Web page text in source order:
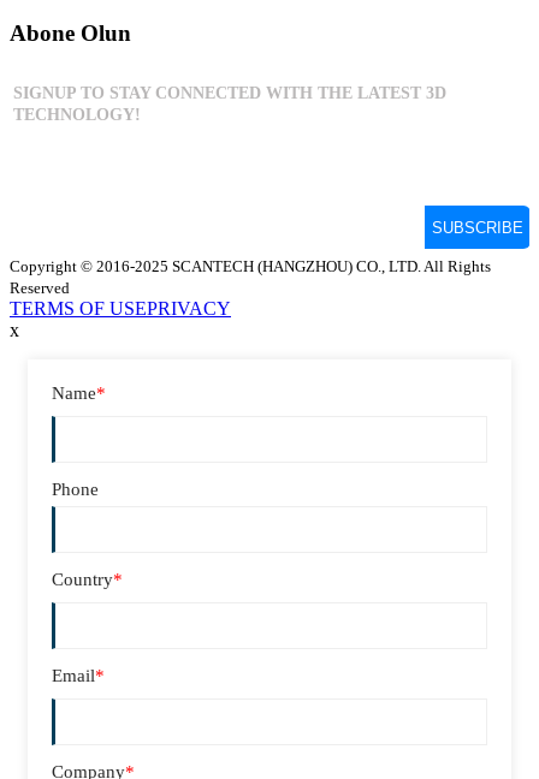
Abone Olun
Copyright © 2016-2025 SCANTECH (HANGZHOU) CO., LTD. All Rights
Reserved
TERMS OF USEPRIVACY
x
Name*
Phone
Country*
Email*
Company*